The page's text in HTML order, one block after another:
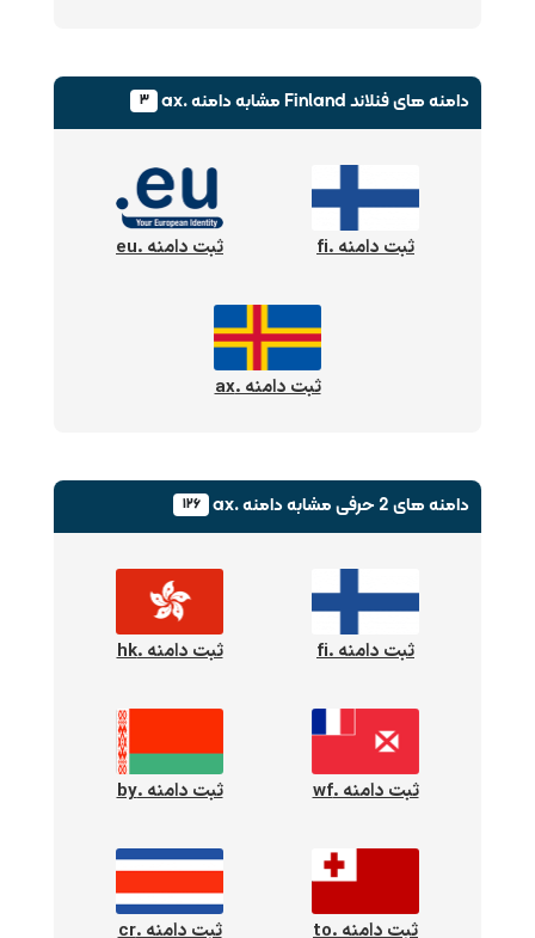
دامنه های فنلاند Finland مشابه دامنه .ax ۳
ثبت دامنه .fi ثبت دامنه .eu
ثبت دامنه .ax
دامنه های 2 حرفی مشابه دامنه .ax ۱۲۶
ثبت دامنه .fi ثبت دامنه .hk
ثبت دامنه .wf ثبت دامنه .by
ثبت دامنه .to ثبت دامنه .cr